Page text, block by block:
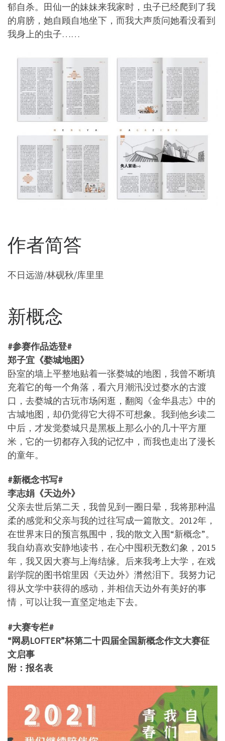
郁自杀。田仙一的妹妹来我家时，虫子已经爬到了我
的肩膀，她自顾自地坐下，而我大声质问她看没看到
我身上的虫子……
作者简答
不日远游/林砚秋/库里里
新概念
#参赛作品选登#
郑子宜《婺城地图》
卧室的墙上平整地贴着一张婺城的地图，我曾不断填
充着它的每一个角落，看六月潮汛没过婺水的古渡
口，去婺城的古玩市场闲逛，翻阅《金华县志》中的
古城地图，却仍觉得它大得不可想象。我到他乡读二
中后，才发觉婺城只是黑板上那么小的几十平方厘
米，它的一切都存入我的记忆中，而我也走出了漫长
的童年。
#新概念书写#
李志娟《天边外》
父亲去世后第二天，我曾见到一圈日晕，我将那种温
柔的感觉和父亲与我的过往写成一篇散文。2012年，
在世界末日的预言氛围中，我的散文入围“新概念”。
我自幼喜欢安静地读书，在心中囤积无数幻象，2015
年，我又因大赛与上海结缘。后来我考上大学，在戏
剧学院的图书馆里因《天边外》潸然泪下。我努力记
得从文学中获得的感动，并相信天边外有美好的事
情，可以让我一直坚定地走下去。
#大赛专栏#
“网易LOFTER”杯第二十四届全国新概念作文大赛征
文启事
附：报名表